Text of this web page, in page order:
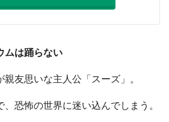
ムは踊らない
友思いな主人公「スーズ」。
恐怖の世界に迷い込んでしまう。